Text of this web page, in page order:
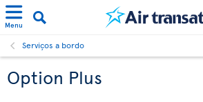
Menu
Serviços a bordo
Option Plus